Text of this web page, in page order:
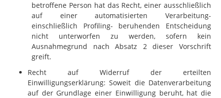
betroffene Person hat das Recht, einer ausschließlich
auf einer automatisierten Verarbeitung-
einschließlich Profiling- beruhenden Entscheidung
nicht unterworfen zu werden, sofern kein
Ausnahmegrund nach Absatz 2 dieser Vorschrift
greift.
Recht auf Widerruf der erteilten
Einwilligungserklärung: Soweit die Datenverarbeitung
auf der Grundlage einer Einwilligung beruht, hat die